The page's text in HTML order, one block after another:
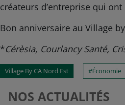
créateurs d’entreprise qui
Bon anniversaire au Village
*Cérèsia, Courlancy Santé,
Village By CA Nord Est Économie
NOS ACTUALITÉS